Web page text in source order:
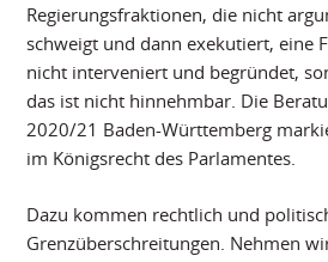
Regierungsfraktionen, die nicht
schweigt und dann exekutiert, eine
nicht interveniert und begründet,
das ist nicht hinnehmbar. Die
2020/21 Baden-Württemberg
im Königsrecht des Parlamentes.
Dazu kommen rechtlich und
Grenzüberschreitungen. Nehmen